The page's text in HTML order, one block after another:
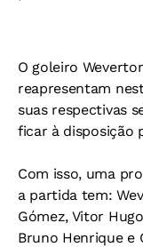
O goleiro
reapresentam
suas respectivas
ficar à disposição
Com isso, uma
a partida tem:
Gómez, Vitor
Bruno Henrique e